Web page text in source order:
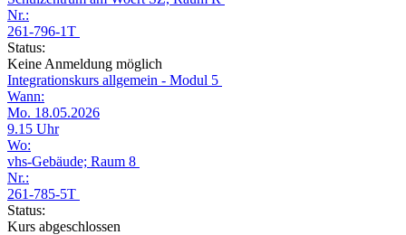
Nr.:
261-796-1T
Status:
Keine Anmeldung möglich
Integrationskurs allgemein - Modul 5
Wann:
Mo. 18.05.2026
9.15 Uhr
Wo:
vhs-Gebäude; Raum 8
Nr.:
261-785-5T
Status:
Kurs abgeschlossen